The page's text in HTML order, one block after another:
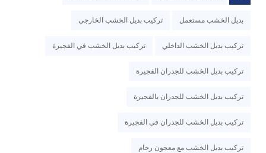
بديل الخشب مستعمل تركيب بديل الخشب الخارجي
تركيب بديل الخشب الداخلي تركيب بديل الخشب في الفجيرة
تركيب بديل الخشب للجدران الفجيرة
تركيب بديل الخشب للجدران بالفجيرة
تركيب بديل الخشب للجدران في الفجيرة
تركيب بديل الخشب مع معجون رخام